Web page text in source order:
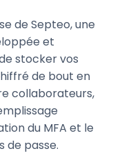
de Septeo, une
et
stocker vos
de bout en
collaborateurs,
du MFA et le
de passe.